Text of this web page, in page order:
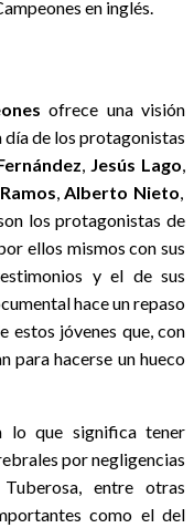
en inglés.
ofrece una visión
de los protagonistas
, Jesús Lago,
,Alberto Nieto,
los protagonistas de
ellos mismos con sus
y el de sus
hace un repaso
estos jóvenes que, con
para hacerse un hueco
lo que significa tener
por negligencias
entre otras
como el del